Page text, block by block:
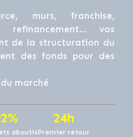
murs, franchise,
refinancement… vos
de la structuration du
des fonds pour des
marché
aboutis
24h
Premier retour